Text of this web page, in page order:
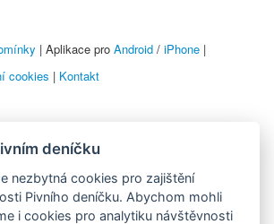
| Aplikace pro Android / iPhone |
cookies | Kontakt
Zemanaka Emka
deníčku
nezbytná cookies pro zajištění
Pivního deníčku. Abychom mohli
i cookies pro analytiku návštěvnosti